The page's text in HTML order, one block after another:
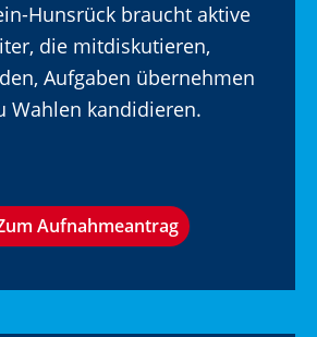
Hunsrück braucht aktive
die mitdiskutieren,
Aufgaben übernehmen
Wahlen kandidieren.
Aufnahmeantrag